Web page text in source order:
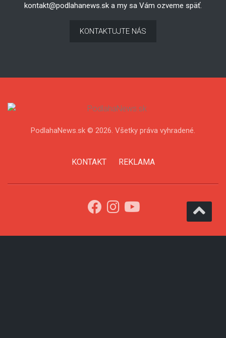
kontakt@podlahanews.sk a my sa Vám ozveme späť.
KONTAKTUJTE NÁS
PodlahaNews.sk © 2026. Všetky práva vyhradené.
KONTAKT REKLAMA